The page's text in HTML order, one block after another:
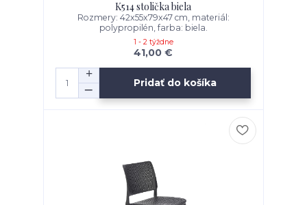
K514 stolička biela
Rozmery: 42x55x79x47 cm, materiál:
polypropilén, farba: biela.
41,00 €
1 - 2 týždne
Pridať do košíka